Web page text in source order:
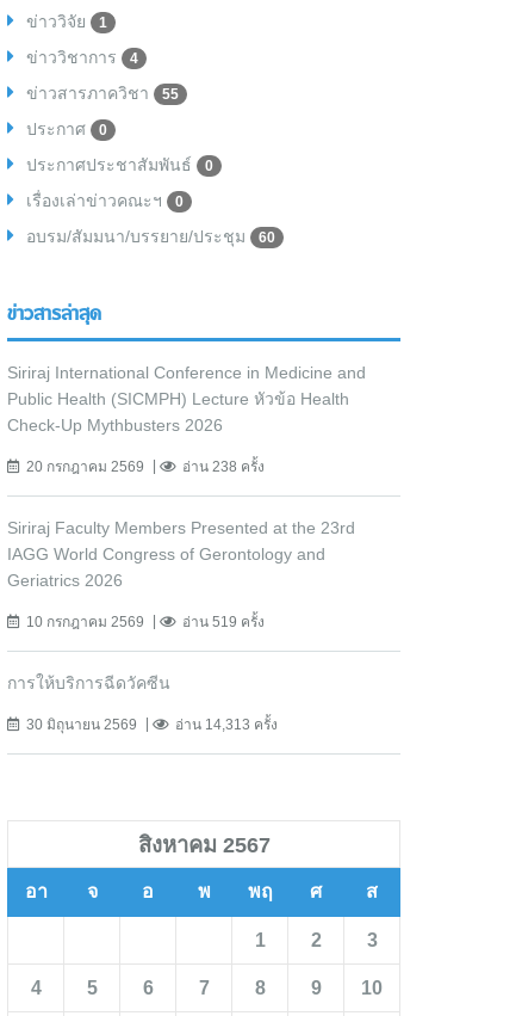
ข่าววิจัย 1
ข่าววิชาการ 4
ข่าวสารภาควิชา 55
ประกาศ 0
ประกาศประชาสัมพันธ์ 0
เรื่องเล่าข่าวคณะฯ 0
อบรม/สัมมนา/บรรยาย/ประชุม 60
ข่าวสารล่าสุด
Siriraj International Conference in Medicine and
Public Health (SICMPH) Lecture หัวข้อ Health
Check-Up Mythbusters 2026
20 กรกฎาคม 2569 อ่าน 238 ครั้ง
Siriraj Faculty Members Presented at the 23rd
IAGG World Congress of Gerontology and
Geriatrics 2026
10 กรกฎาคม 2569 อ่าน 519 ครั้ง
การให้บริการฉีดวัคซีน
30 มิถุนายน 2569 อ่าน 14,313 ครั้ง
สิงหาคม 2567
อา จ อ พ พฤ ศ ส
1 2 3
4 5 6 7 8 9 10